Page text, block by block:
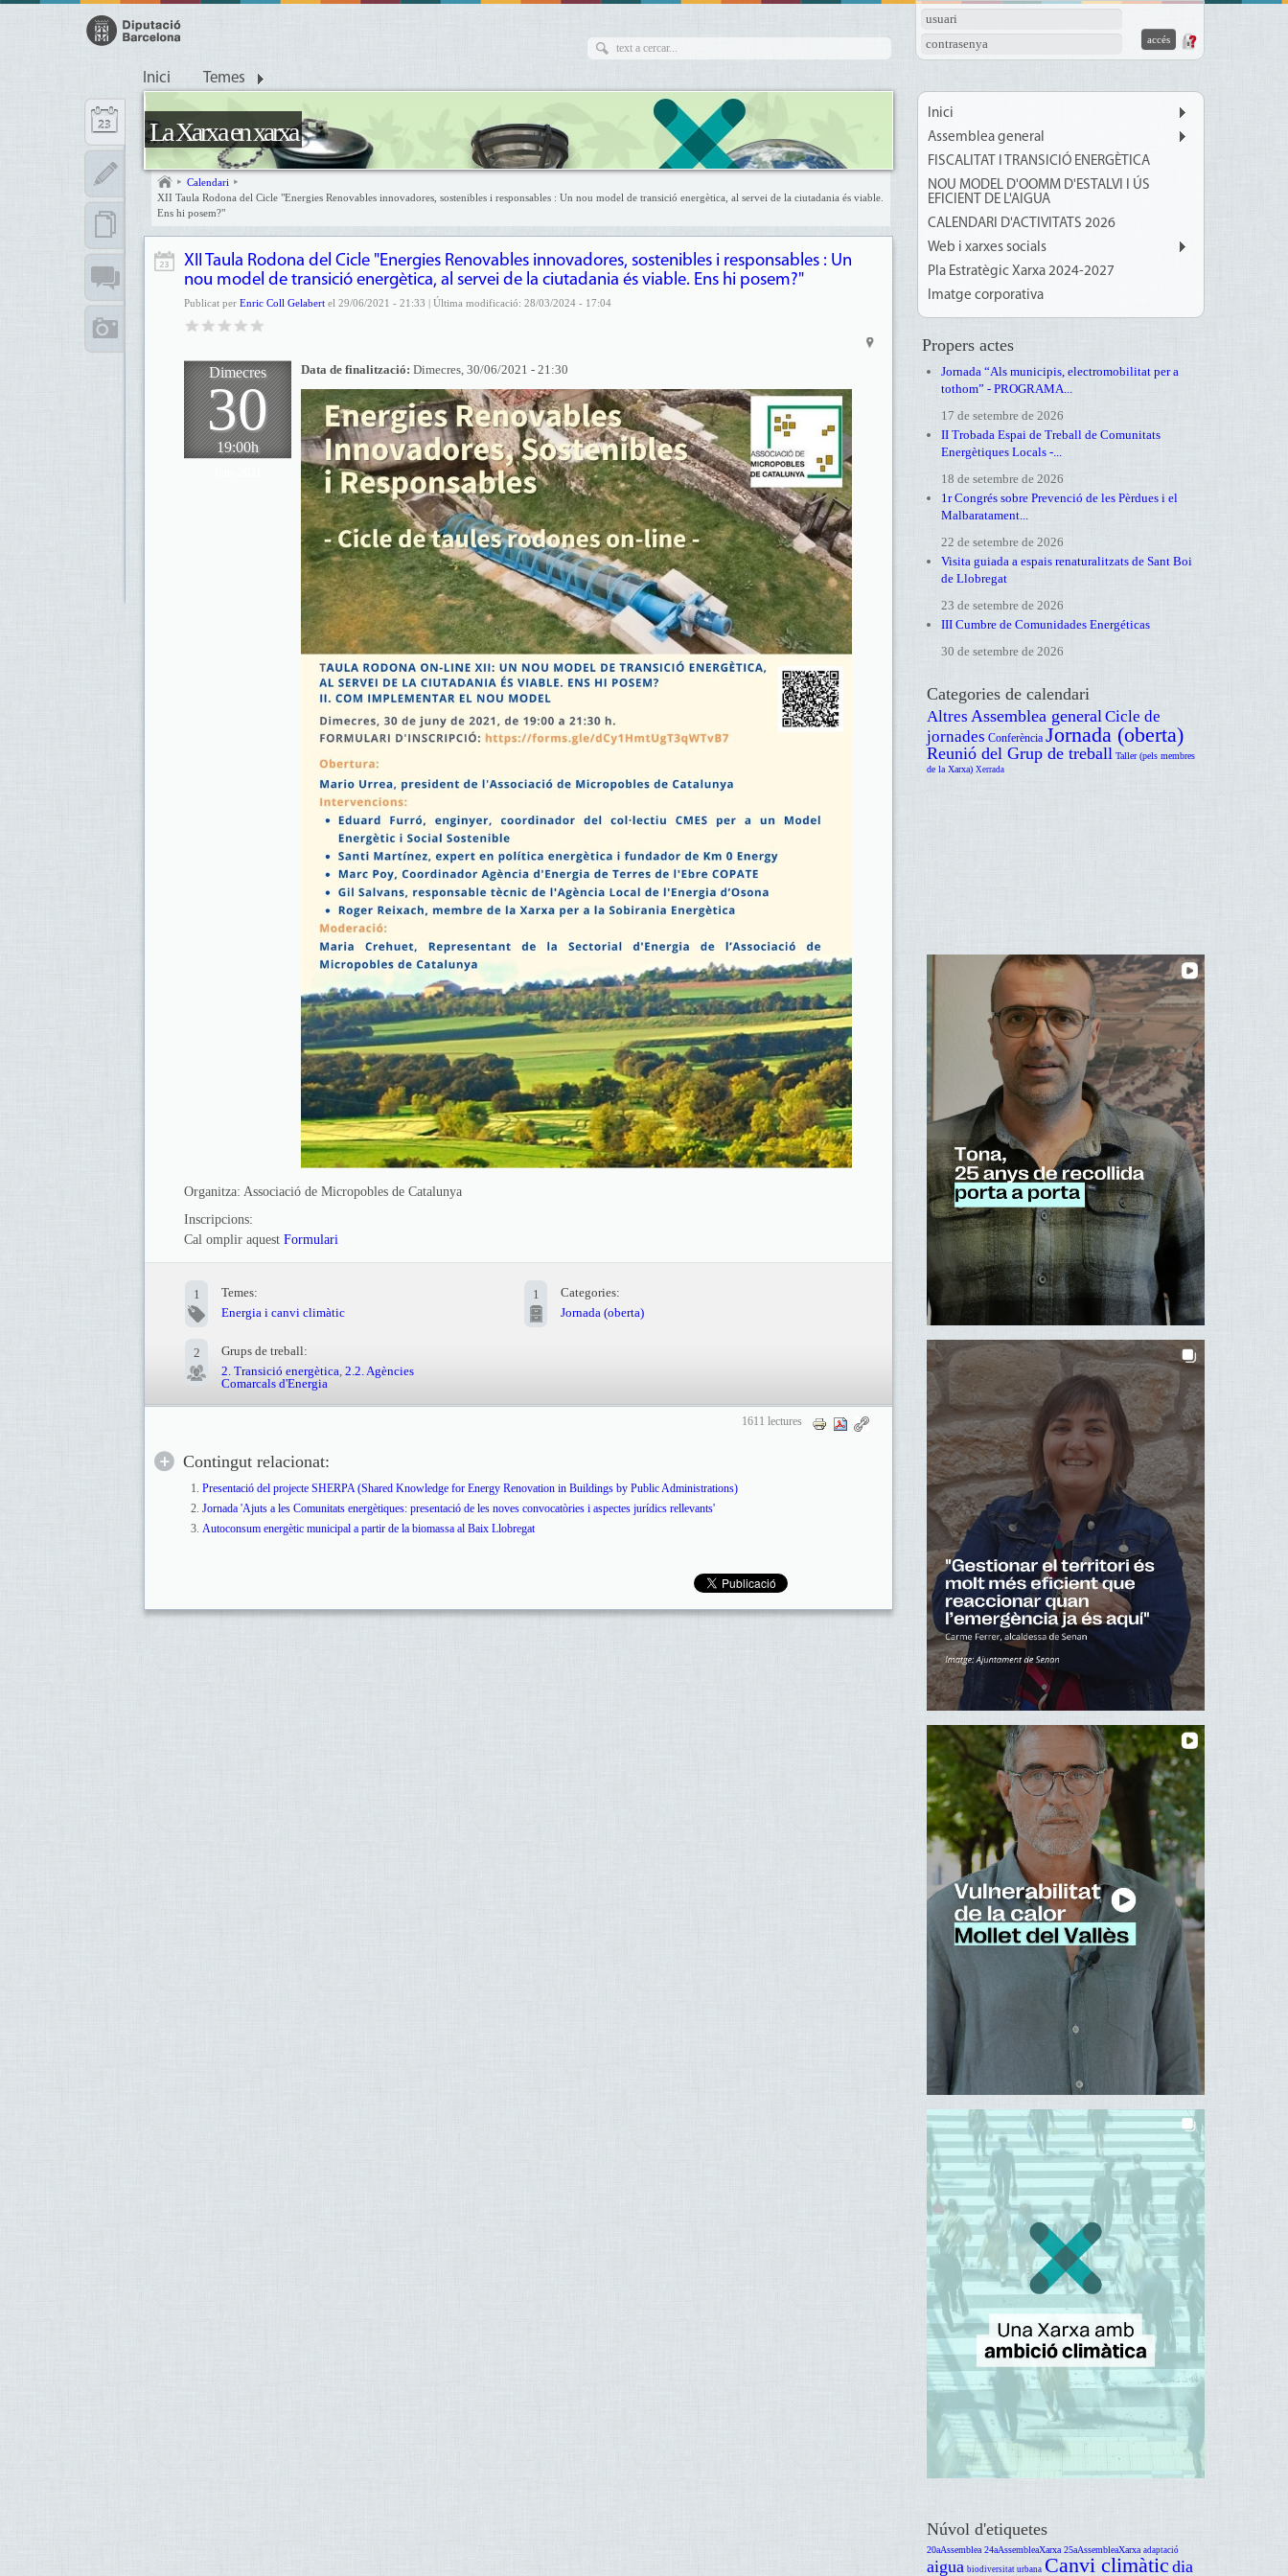
usuari
contrasenya
Inici Temes
La Xarxa en xarxa
Calendari
XII Taula Rodona del Cicle "Energies Renovables innovadores, sostenibles i responsables : Un nou model de transició energètica, al servei de la ciutadania és viable.
Ens hi posem?"
XII Taula Rodona del Cicle "Energies Renovables innovadores, sostenibles i responsables : Un
nou model de transició energètica, al servei de la ciutadania és viable. Ens hi posem?"
Publicat per Enric Coll Gelabert el 29/06/2021 - 21:33 | Última modificació: 28/03/2024 - 17:04
Dimecres
30
19:00h
Data de finalització: Dimecres, 30/06/2021 - 21:30
Organitza: Associació de Micropobles de Catalunya
Inscripcions:
Cal omplir aquest Formulari
1
Temes:
Energia i canvi climàtic
1
Categories:
Jornada (oberta)
2
Grups de treball:
2. Transició energètica, 2.2. Agències
Comarcals d'Energia
1611 lectures
Contingut relacionat:
Presentació del projecte SHERPA (Shared Knowledge for Energy Renovation in Buildings by Public Administrations)
Jornada 'Ajuts a les Comunitats energètiques: presentació de les noves convocatòries i aspectes jurídics rellevants'
Autoconsum energètic municipal a partir de la biomassa al Baix Llobregat
Inici
Assemblea general
FISCALITAT I TRANSICIÓ ENERGÈTICA
NOU MODEL D'OOMM D'ESTALVI I ÚS
EFICIENT DE L'AIGUA
CALENDARI D'ACTIVITATS 2026
Web i xarxes socials
Pla Estratègic Xarxa 2024-2027
Imatge corporativa
Propers actes
Jornada “Als municipis, electromobilitat per a
tothom” - PROGRAMA...
17 de setembre de 2026
II Trobada Espai de Treball de Comunitats
Energètiques Locals -...
18 de setembre de 2026
1r Congrés sobre Prevenció de les Pèrdues i el
Malbaratament...
22 de setembre de 2026
Visita guiada a espais renaturalitzats de Sant Boi
de Llobregat
23 de setembre de 2026
III Cumbre de Comunidades Energéticas
30 de setembre de 2026
Categories de calendari
Altres Assemblea generalCicle de
jornades Conferència Jornada (oberta)
Reunió del Grup de treball Taller (pels membres
de la Xarxa) Xerrada
Núvol d'etiquetes
20aAssemblea 24aAssembleaXarxa 25aAssembleaXarxa adaptació
aigua biodiversitat urbana Canvi climàtic dia